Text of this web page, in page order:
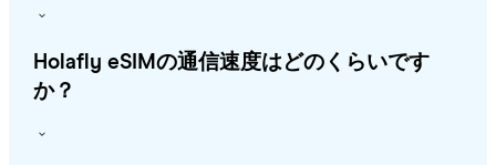
Holafly eSIMの通信速度はどのくらいです
か？